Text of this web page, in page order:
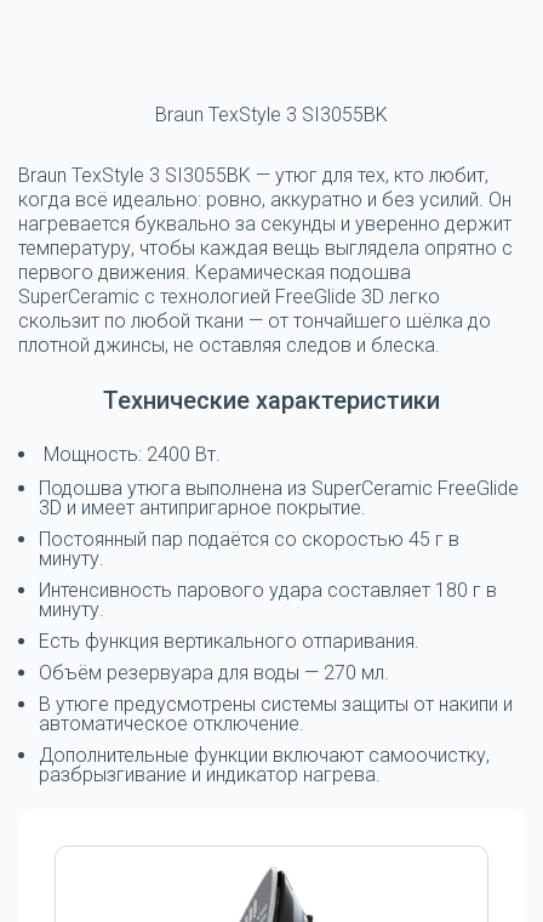
Braun TexStyle 3 SI3055BK
Braun TexStyle 3 SI3055BK — утюг для тех, кто любит,
когда всё идеально: ровно, аккуратно и без усилий. Он
нагревается буквально за секунды и уверенно держит
температуру, чтобы каждая вещь выглядела опрятно с
первого движения. Керамическая подошва
SuperCeramic с технологией FreeGlide 3D легко
скользит по любой ткани — от тончайшего шёлка до
плотной джинсы, не оставляя следов и блеска.
Технические характеристики
Мощность: 2400 Вт.
Подошва утюга выполнена из SuperCeramic FreeGlide
3D и имеет антипригарное покрытие.
Постоянный пар подаётся со скоростью 45 г в
минуту.
Интенсивность парового удара составляет 180 г в
минуту.
Есть функция вертикального отпаривания.
Объём резервуара для воды — 270 мл.
В утюге предусмотрены системы защиты от накипи и
автоматическое отключение.
Дополнительные функции включают самоочистку,
разбрызгивание и индикатор нагрева.